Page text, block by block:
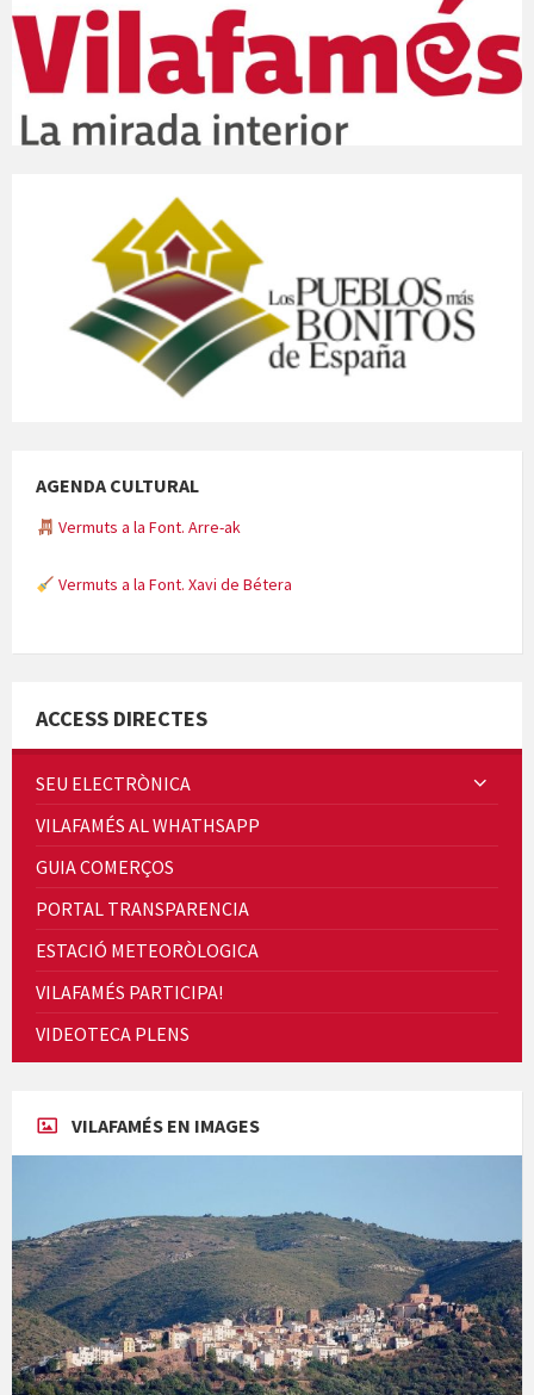
AGENDA CULTURAL
Vermuts a la Font. Arre-ak
Vermuts a la Font. Xavi de Bétera
Quintà Culroja
Cicle de Cine i Dones rurals
Concerts al Museu
ACCESS DIRECTES
SEU ELECTRÒNICA
VILAFAMÉS AL WHATHSAPP
GUIA COMERÇOS
PORTAL TRANSPARENCIA
ESTACIÓ METEORÒLOGICA
VILAFAMÉS PARTICIPA!
VIDEOTECA PLENS
VILAFAMÉS EN IMAGES